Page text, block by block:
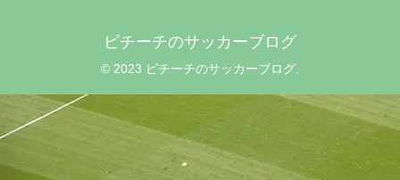
ピチーチのサッカーブログ
© 2023 ピチーチのサッカーブログ.